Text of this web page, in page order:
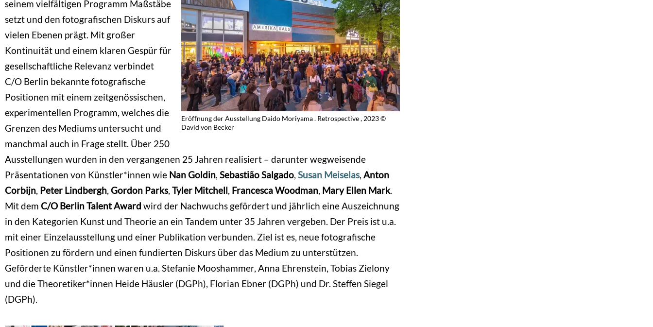
Eröffnung der Ausstellung Daido Moriyama . Retrospective , 2023 ©
David von Becker
seinem vielfältigen Programm Maßstäbe
setzt und den fotografischen Diskurs auf
vielen Ebenen prägt. Mit großer
Kontinuität und einem klaren Gespür für
gesellschaftliche Relevanz verbindet
C/O Berlin bekannte fotografische
Positionen mit einem zeitgenössischen,
experimentellen Programm, welches die
Grenzen des Mediums untersucht und
manchmal auch in Frage stellt. Über 250
Ausstellungen wurden in den vergangenen 25 Jahren realisiert – darunter wegweisende
Präsentationen von Künstler*innen wie Nan Goldin, Sebastião Salgado, Susan Meiselas, Anton
Corbijn, Peter Lindbergh, Gordon Parks, Tyler Mitchell, Francesca Woodman, Mary Ellen Mark.
Mit dem C/O Berlin Talent Award wird der Nachwuchs gefördert und jährlich eine Auszeichnung
in den Kategorien Kunst und Theorie an ein Tandem unter 35 Jahren vergeben. Der Preis ist u.a.
mit einer Einzelausstellung und einer Publikation verbunden. Ziel ist es, neue fotografische
Positionen zu fördern und einen fundierten Diskurs über das Medium zu unterstützen.
Geförderte Künstler*innen waren u.a. Stefanie Mooshammer, Anna Ehrenstein, Tobias Zielony
und die Theoretiker*innen Heide Häusler (DGPh), Florian Ebner (DGPh) und Dr. Steffen Siegel
(DGPh).